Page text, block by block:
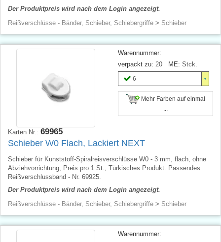
Der Produktpreis wird nach dem Login angezeigt.
Reißverschlüsse - Bänder, Schieber, Schiebergriffe > Schieber
Warennummer:
verpackt zu: 20 ME: Stck.
6
Mehr Farben auf einmal
Karten Nr.: 69965
Schieber W0 Flach, Lackiert NEXT
Schieber für Kunststoff-Spiralreisverschlüsse W0 - 3 mm, flach, ohne
Abziehvorrichtung, Preis pro 1 St., Türkisches Produkt. Passendes
Reißverschlussband - Nr. 69925.
Der Produktpreis wird nach dem Login angezeigt.
Reißverschlüsse - Bänder, Schieber, Schiebergriffe > Schieber
Warennummer: